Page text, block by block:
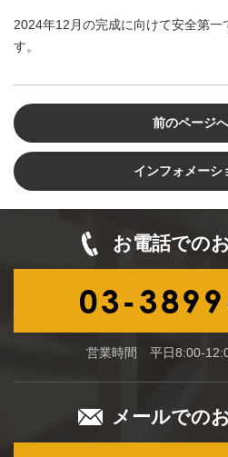
2024年12月の完成に向けて安全第一
す。
前のページ
インフォメーシ
お電話での
03-
営業時間 平日8:00-
メールでの